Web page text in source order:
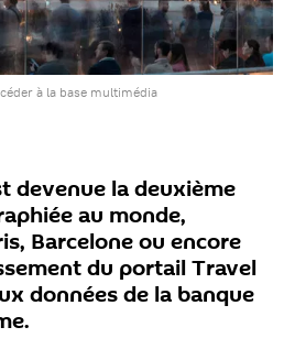
à la base multimédia
devenue la deuxième
au monde,
Barcelone ou encore
du portail Travel
données de la banque